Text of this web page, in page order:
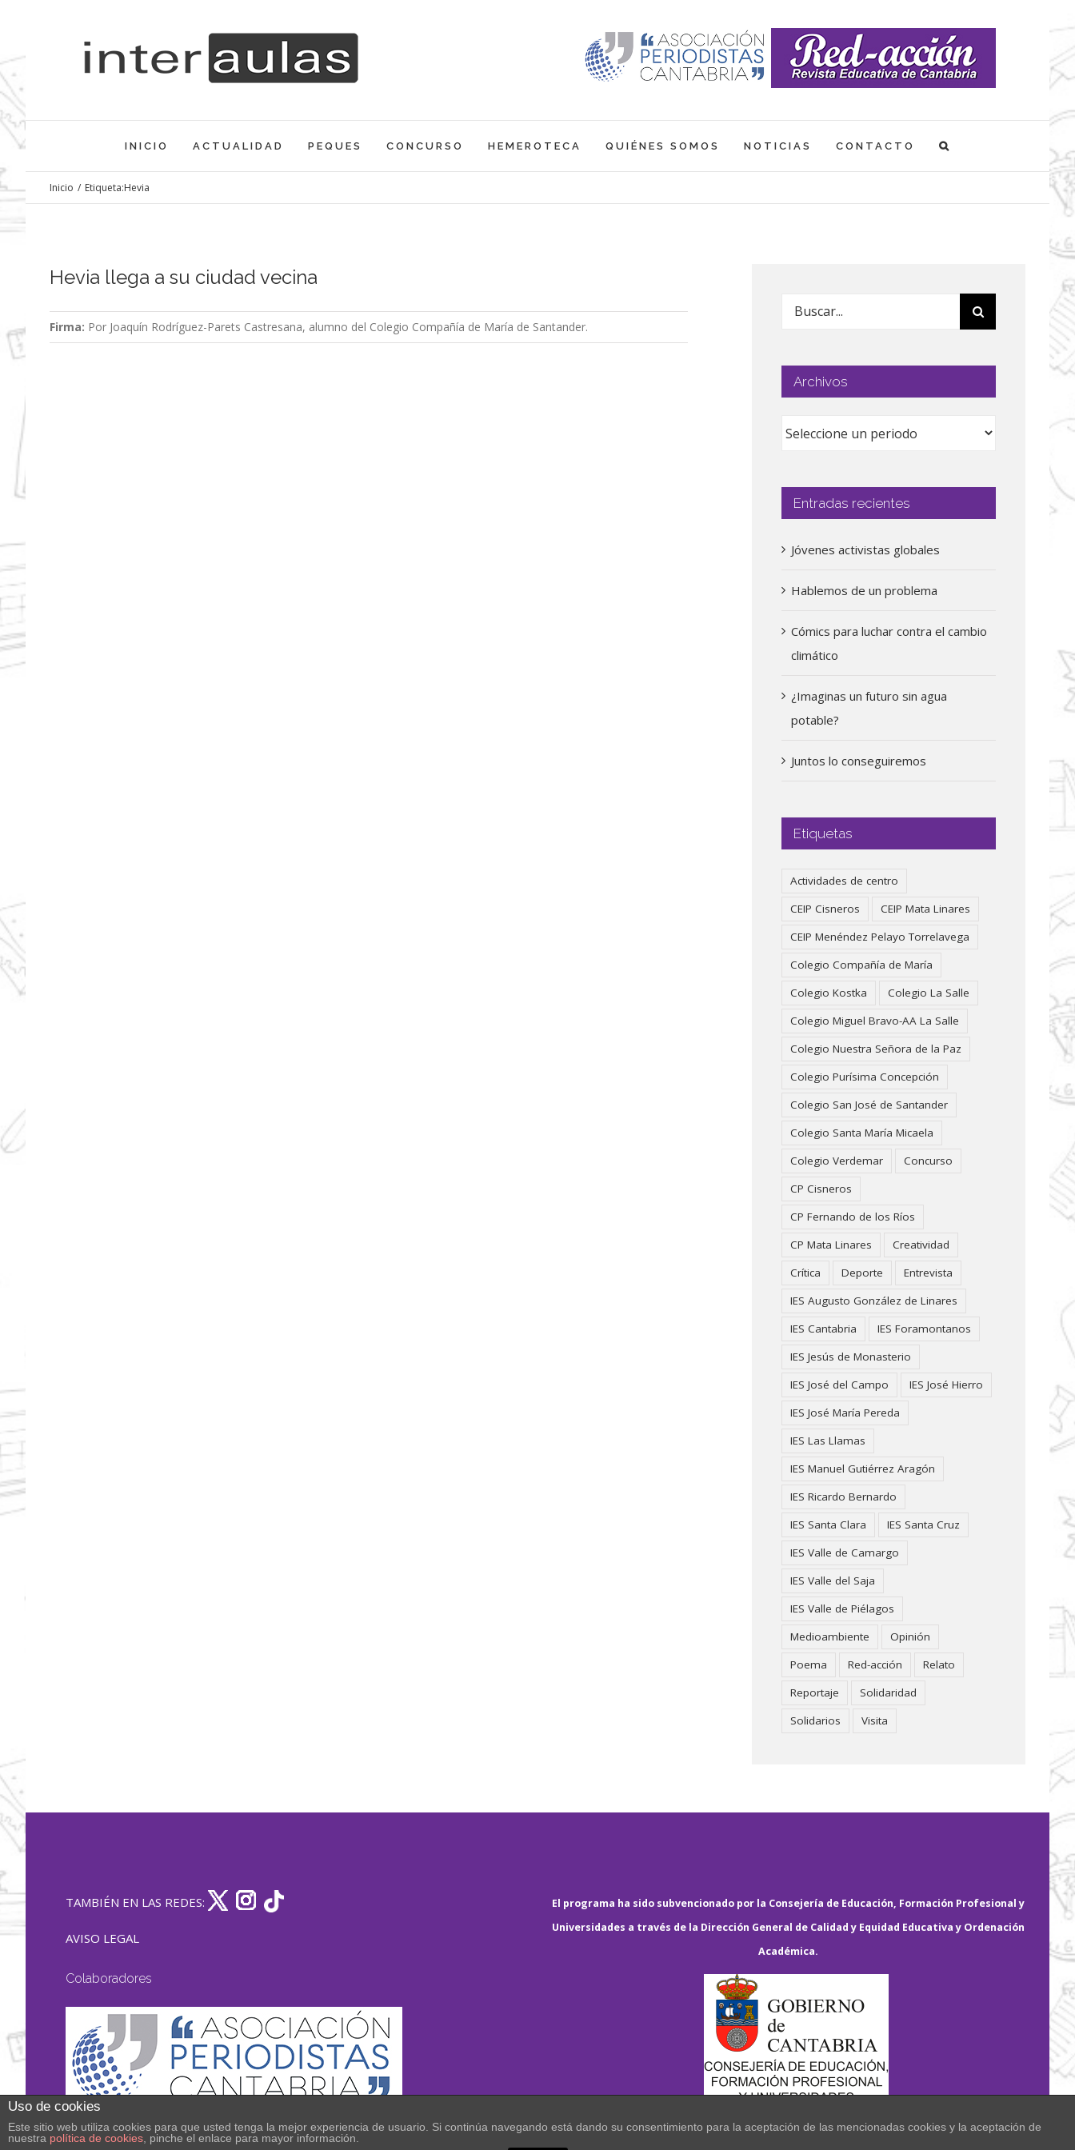
contenido
INICIO ACTUALIDAD PEQUES CONCURSO HEMEROTECA QUIÉNES SOMOS NOTICIAS CONTACTO
Inicio / Etiqueta:Hevia
Hevia llega a su ciudad vecina
Firma: Por Joaquín Rodríguez-Parets Castresana, alumno del Colegio Compañía de María de Santander.
Buscar:
Archivos
Entradas recientes
Jóvenes activistas globales
Hablemos de un problema
Cómics para luchar contra el cambio
climático
¿Imaginas un futuro sin agua
potable?
Juntos lo conseguiremos
Etiquetas
Actividades de centro
CEIP Cisneros
CEIP Mata Linares
CEIP Menéndez Pelayo Torrelavega
Colegio Compañía de María
Colegio Kostka
Colegio La Salle
Colegio Miguel Bravo-AA La Salle
Colegio Nuestra Señora de la Paz
Colegio Purísima Concepción
Colegio San José de Santander
Colegio Santa María Micaela
Colegio Verdemar
Concurso
CP Cisneros
CP Fernando de los Ríos
CP Mata Linares
Creatividad
Crítica
Deporte
Entrevista
IES Augusto González de Linares
IES Cantabria
IES Foramontanos
IES Jesús de Monasterio
IES José del Campo
IES José Hierro
IES José María Pereda
IES Las Llamas
IES Manuel Gutiérrez Aragón
IES Ricardo Bernardo
IES Santa Clara
IES Santa Cruz
IES Valle de Camargo
IES Valle del Saja
IES Valle de Piélagos
Medioambiente
Opinión
Poema
Red-acción
Relato
Reportaje
Solidaridad
Solidarios
Visita
TAMBIÉN EN LAS REDES:
AVISO LEGAL
Colaboradores
El programa ha sido subvencionado por la Consejería de Educación, Formación Profesional y
Universidades a través de la Dirección General de Calidad y Equidad Educativa y Ordenación
Académica.
Uso de cookies
Este sitio web utiliza cookies para que usted tenga la mejor experiencia de usuario. Si continúa navegando está dando su consentimiento para la aceptación de las mencionadas cookies y la aceptación de
nuestra política de cookies , pinche el enlace para mayor información.